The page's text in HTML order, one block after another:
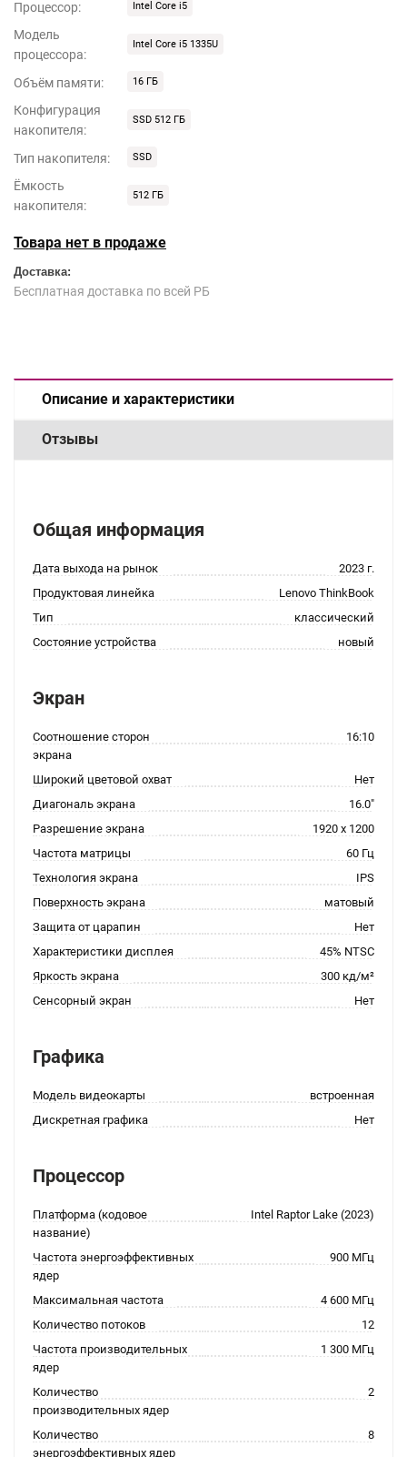
Процессор: Intel Core i5
Модель
процессора:
Intel Core i5 1335U
Объём памяти: 16 ГБ
Конфигурация
накопителя:
SSD 512 ГБ
Тип накопителя: SSD
Ёмкость
накопителя:
512 ГБ
Товара нет в продаже
Доставка:
Бесплатная доставка по всей РБ
Описание и характеристики
Отзывы
Общая информация
Дата выхода на рынок
2023 г.
Продуктовая линейка
Lenovo ThinkBook
Тип
классический
Состояние устройства
новый
Экран
Соотношение сторон
экрана
16:10
Широкий цветовой охват
Нет
Диагональ экрана
16.0"
Разрешение экрана
1920 x 1200
Частота матрицы
60 Гц
Технология экрана
IPS
Поверхность экрана
матовый
Защита от царапин
Нет
Характеристики дисплея
45% NTSC
Яркость экрана
300 кд/м²
Сенсорный экран
Нет
Графика
Модель видеокарты
встроенная
Дискретная графика
Нет
Процессор
Платформа (кодовое
название)
Intel Raptor Lake (2023)
Частота энергоэффективных
ядер
900 МГц
Максимальная частота
4 600 МГц
Количество потоков
12
Частота производительных
ядер
1 300 МГц
Количество
производительных ядер
2
Количество
энергоэффективных ядер
8